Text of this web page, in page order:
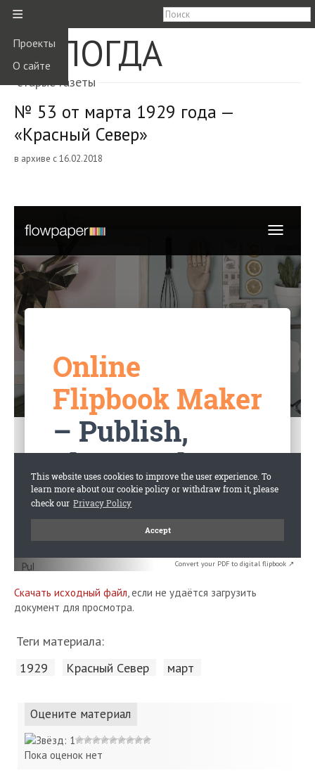
≡
Проекты
О сайте
ВОЛОГДА
старые газеты
№ 53 от марта 1929 года —
«Красный Север»
в архиве с 16.02.2018
Convert your PDF to digital flipbook ↗
Скачать исходный файл, если не удаётся загрузить
документ для просмотра.
Теги материала:
1929 Красный Cевер март
Оцените материал
Пока оценок нет